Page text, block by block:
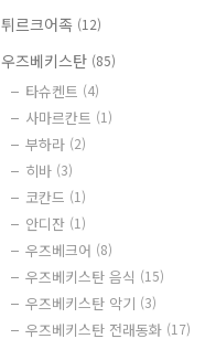
튀르크어족 (12)
우즈베키스탄 (85)
타슈켄트 (4)
사마르칸트 (1)
부하라 (2)
히바 (3)
코칸드 (1)
안디잔 (1)
우즈베크어 (8)
우즈베키스탄 음식 (15)
우즈베키스탄 악기 (3)
우즈베키스탄 전래동화 (17)